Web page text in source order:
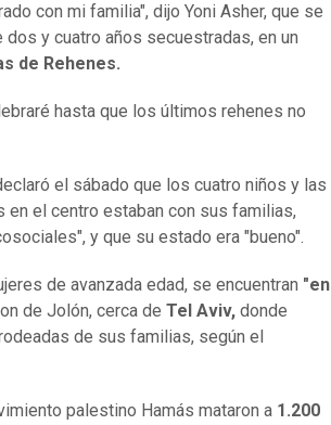
con mi familia", dijo Yoni Asher, que se
y cuatro años secuestradas, en un
de Rehenes.
hasta que los últimos rehenes no
el sábado que los cuatro niños y las
el centro estaban con sus familias,
y que su estado era "bueno".
de avanzada edad, se encuentran "en
de Jolón, cerca de Tel Aviv, donde
de sus familias, según el
palestino Hamás mataron a 1.200